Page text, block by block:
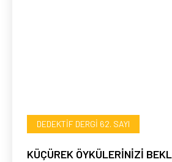
DEDEKTIF DERGI 62. SAYI
KÜÇÜREK ÖYKÜLERİNİZİ